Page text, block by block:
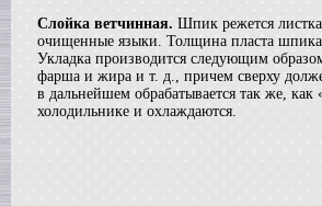
в г. Дмитров
Вакуумный реактор
в г. Клин
Ванна длительной пастелизации
в г. Клин
Сироповарка
Слойка ветчинная. Шпик режется
очищенные языки. Толщина пласта
Укладка производится следующим
фарша и жира и т. д., причем сверху
в дальнейшем обрабатывается так же,
холодильнике и охлаждаются.